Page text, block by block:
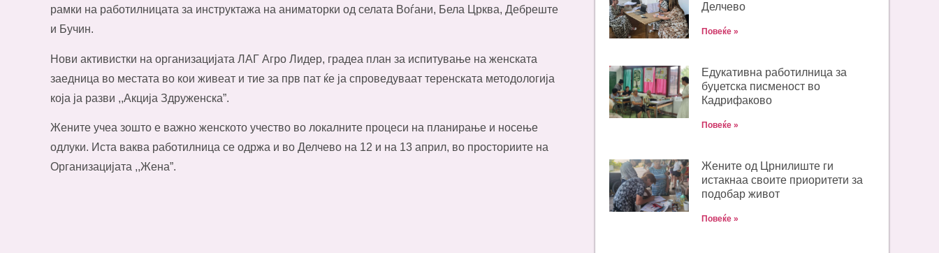
рамки на работилницата за инструктажа на аниматорки од селата Воѓани, Бела Црква, Дебреште
и Бучин.
Нови активистки на организацијата ЛАГ Агро Лидер, градеа план за испитување на женската
заедница во местата во кои живеат и тие за прв пат ќе ја спроведуваат теренската методологија
која ја разви ,,Акција Здруженска”.
Жените учеа зошто е важно женското учество во локалните процеси на планирање и носење
одлуки. Иста ваква работилница се одржа и во Делчево на 12 и на 13 април, во просториите на
Организацијата ,,Жена”.
Делчево
Повеќе »
Едукативна работилница за
буџетска писменост во
Кадрифаково
Повеќе »
Жените од Црнилиште ги
истакнаа своите приоритети за
подобар живот
Повеќе »